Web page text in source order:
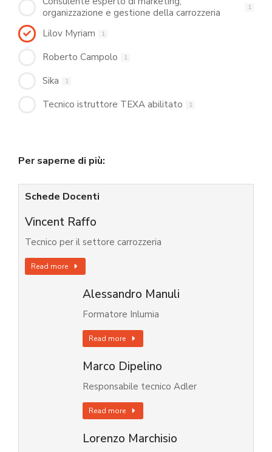
organizzazione e gestione della carrozzeria
1
Lilov Myriam 1
Roberto Campolo 1
Sika 1
Tecnico istruttore TEXA abilitato 1
Per saperne di più:
Schede Docenti
Vincent Raffo
Tecnico per il settore carrozzeria
Read more
Alessandro Manuli
Formatore Inlumia
Read more
Marco Dipelino
Responsabile tecnico Adler
Read more
Lorenzo Marchisio